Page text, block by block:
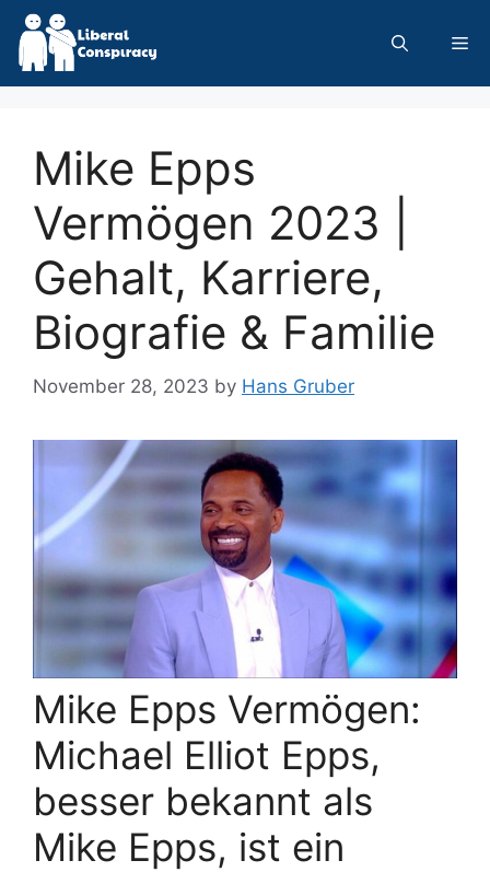
Skip
content
Mike Epps
Vermögen 2023 |
Gehalt, Karriere,
Biografie & Familie
November 28, 2023 by Hans Gruber
Mike Epps Vermögen:
Michael Elliot Epps,
besser bekannt als
Mike Epps, ist ein